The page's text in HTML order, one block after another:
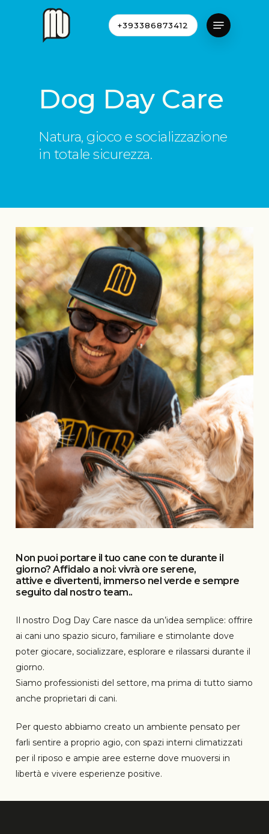
+393386873412
Menu
Dog Day Care
Natura, gioco e socializzazione
in totale sicurezza.
Non puoi portare il tuo cane con te durante il
giorno? Affidalo a noi: vivrà ore serene,
attive e divertenti, immerso nel verde e sempre
seguito dal nostro team..
Il nostro Dog Day Care nasce da un’idea semplice: offrire
ai cani uno spazio sicuro, familiare e stimolante dove
poter giocare, socializzare, esplorare e rilassarsi durante il
giorno.
Siamo professionisti del settore, ma prima di tutto siamo
anche proprietari di cani.
Per questo abbiamo creato un ambiente pensato per
farli sentire a proprio agio, con spazi interni climatizzati
per il riposo e ampie aree esterne dove muoversi in
libertà e vivere esperienze positive.